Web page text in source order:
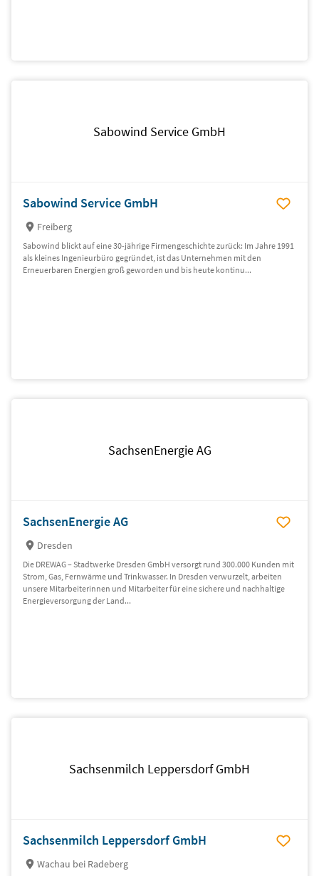
Sabowind Service GmbH
Sabowind Service GmbH
Freiberg
Sabowind blickt auf eine 30-jährige Firmen­ge­schichte zurück: Im Jahre 1991
als kleines Ingenieurbüro gegründet, ist das Unternehmen mit den
Erneuerbaren Energien groß geworden und bis heute kontinu­...
SachsenEnergie AG
SachsenEnergie AG
Dresden
Die DREWAG – Stadtwerke Dresden GmbH versorgt rund 300.000 Kunden mit
Strom, Gas, Fernwärme und Trinkwasser. In Dresden verwurzelt, arbeiten
unsere Mitarbeiterinnen und Mitarbeiter für eine sichere und nachhaltige
Energieversorgung der Land...
Sachsenmilch Leppersdorf GmbH
Sachsenmilch Leppersdorf GmbH
Wachau bei Radeberg